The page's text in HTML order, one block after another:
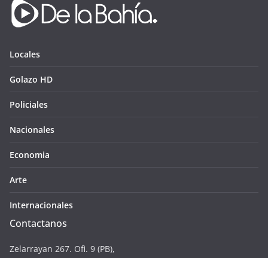
Locales
Golazo HD
Policiales
Nacionales
Economia
Arte
Internacionales
Contactanos
Zelarrayan 267. Ofi. 9 (PB),